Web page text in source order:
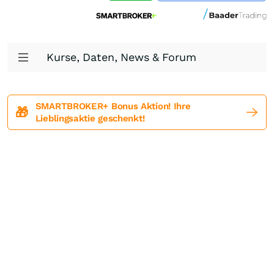
Kurse, Daten, News & Forum
🎁
SMARTBROKER+ Bonus Aktion! Ihre
Lieblingsaktie geschenkt!